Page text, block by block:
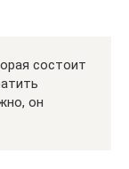
состоит
он